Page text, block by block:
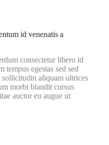
id venenatis a
consectetur libero id
tempus egestas sed sed
aliquam ultrices
morbi blandit cursus
auctor eu augue ut